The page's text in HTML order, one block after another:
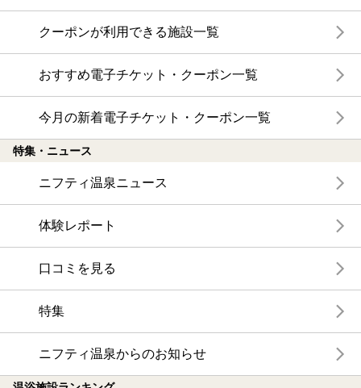
クーポンが利用できる施設一覧
おすすめ電子チケット・クーポン一覧
今月の新着電子チケット・クーポン一覧
特集・ニュース
ニフティ温泉ニュース
体験レポート
口コミを見る
特集
ニフティ温泉からのお知らせ